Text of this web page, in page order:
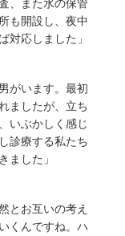
、また水の保管
も開設し、夜中
対応しました」
がいます。最初
ましたが、立ち
いぶかしく感じ
診療する私たち
ました」
とお互いの考え
くんですね。ハ